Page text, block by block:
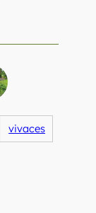
vivaces